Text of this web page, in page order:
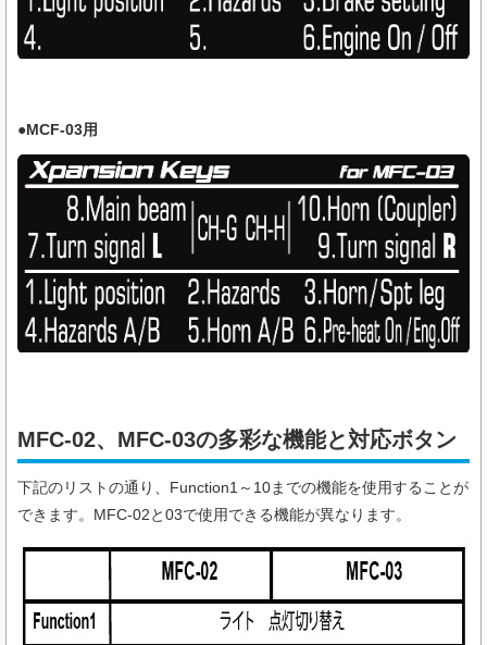
●MCF-03用
MFC-02、MFC-03の多彩な機能と対応ボタン
下記のリストの通り、Function1～10までの機能を使用することが
できます。MFC-02と03で使用できる機能が異なります。